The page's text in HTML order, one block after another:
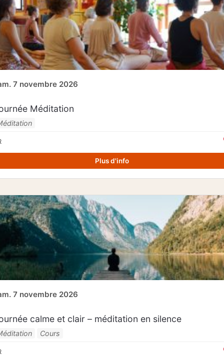
7 novembre 2026
Méditation
Plus d'info
7 novembre 2026
calme et clair – méditation en silence
Cours